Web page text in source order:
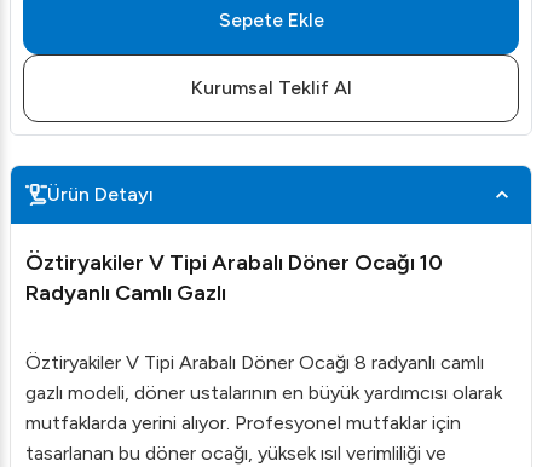
Sepete Ekle
Kurumsal Teklif Al
Ürün Detayı
Öztiryakiler V Tipi Arabalı Döner Ocağı 10
Radyanlı Camlı Gazlı
Öztiryakiler V Tipi Arabalı Döner Ocağı 8 radyanlı camlı
gazlı modeli, döner ustalarının en büyük yardımcısı olarak
mutfaklarda yerini alıyor. Profesyonel mutfaklar için
tasarlanan bu döner ocağı, yüksek ısıl verimliliği ve